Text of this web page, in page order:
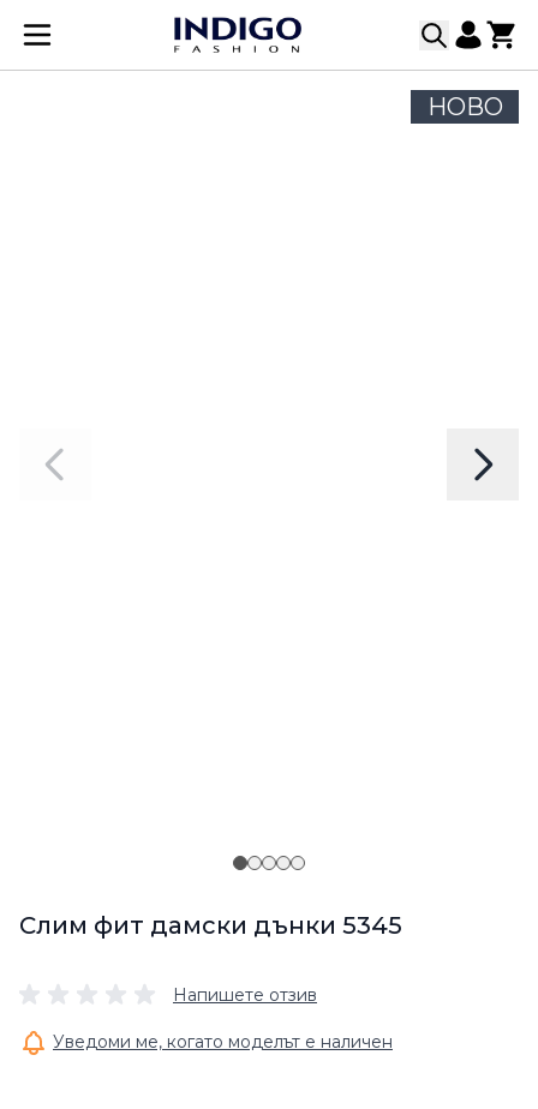
Прескачане към съдържанието
НОВО
Слим фит дамски дънки 5345
Напишете отзив
Уведоми ме, когато моделът е наличен